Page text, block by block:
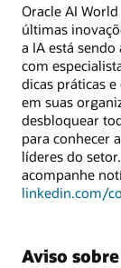
Oracle AI
últimas
a IA está
com
dicas práticas
em suas
desbloquear
para conhecer
líderes do
acompanhe
linkedin.com/
Aviso